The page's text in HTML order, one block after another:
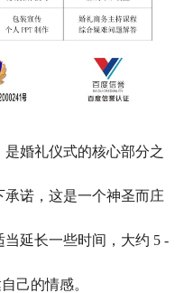
婚礼仪式的核心部分之
诺，这是一个神圣而庄
延长一些时间，大约 5 -
己的情感。